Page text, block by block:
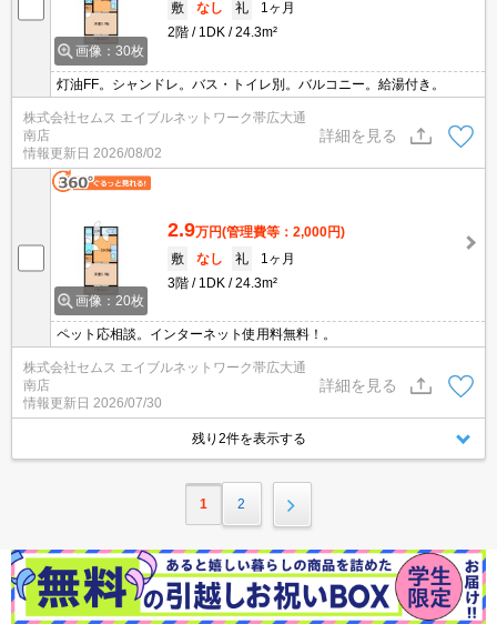
画像：30枚
敷
なし 礼
1ヶ月
2階
1DK 24.3m²
灯油FF。シャンドレ。バス・トイレ別。バルコニー。給湯付き。
株式会社セムス エイブルネットワーク帯広大通
南店
情報更新日 2026/08/02
詳細を見る
画像：20枚
2.9万円(管理費等：2,000円)
敷
なし 礼
1ヶ月
3階
1DK 24.3m²
ペット応相談。インターネット使用料無料！。
株式会社セムス エイブルネットワーク帯広大通
南店
情報更新日 2026/07/30
詳細を見る
残り2件を表示する
1 2